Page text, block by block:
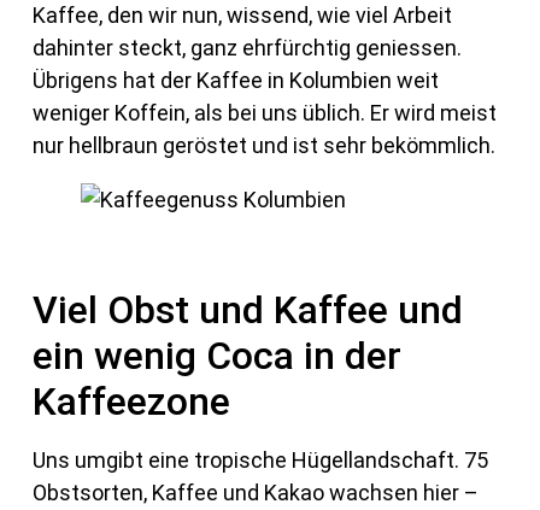
Kaffee, den wir nun, wissend, wie viel Arbeit
dahinter steckt, ganz ehrfürchtig geniessen.
Übrigens hat der Kaffee in Kolumbien weit
weniger Koffein, als bei uns üblich. Er wird meist
nur hellbraun geröstet und ist sehr bekömmlich.
Viel Obst und Kaffee und
ein wenig Coca in der
Kaffeezone
Uns umgibt eine tropische Hügellandschaft. 75
Obstsorten, Kaffee und Kakao wachsen hier –